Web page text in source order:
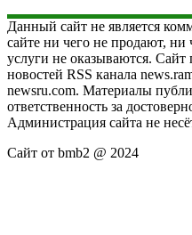
Данный сайт не является
сайте ни чего не продают,
услуги не оказываются. Сайт
новостей RSS канала
newsru.com. Материалы
ответственность за
Администрация сайта не
Сайт от bmb2 @ 2024